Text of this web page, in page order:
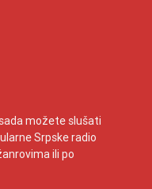
možete slušati
Srpske radio
ili po